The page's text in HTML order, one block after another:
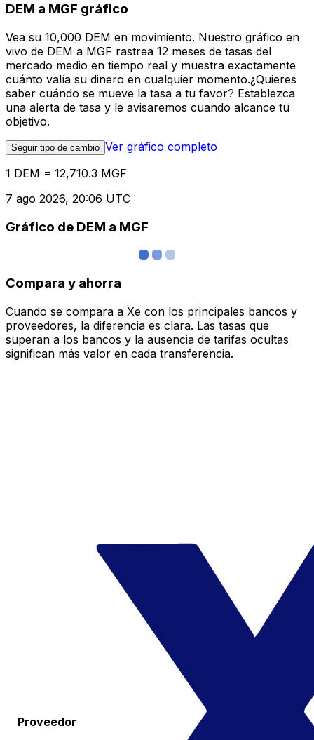
DEM a MGF gráfico
Vea su 10,000 DEM en movimiento. Nuestro gráfico en
vivo de DEM a MGF rastrea 12 meses de tasas del
mercado medio en tiempo real y muestra exactamente
cuánto valía su dinero en cualquier momento.¿Quieres
saber cuándo se mueve la tasa a tu favor? Establezca
una alerta de tasa y le avisaremos cuando alcance tu
objetivo.
Seguir tipo de cambio Ver gráfico completo
1 DEM = 12,710.3 MGF
7 ago 2026, 20:06 UTC
Gráfico de DEM a MGF
Compara y ahorra
Cuando se compara a Xe con los principales bancos y
proveedores, la diferencia es clara. Las tasas que
superan a los bancos y la ausencia de tarifas ocultas
significan más valor en cada transferencia.
Proveedor